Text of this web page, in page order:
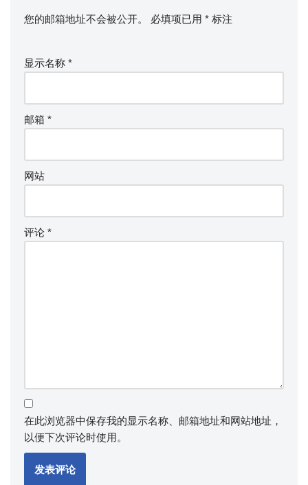
您的邮箱地址不会被公开。 必填项已用 * 标注
显示名称 *
邮箱 *
网站
评论 *
在此浏览器中保存我的显示名称、邮箱地址和网站地址，
以便下次评论时使用。